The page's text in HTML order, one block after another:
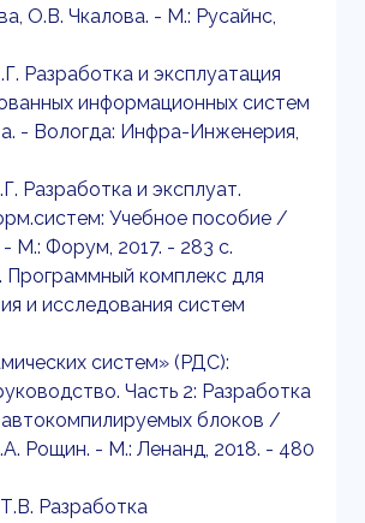
О.В. Чкалова. - М.: Русайнс,
Разработка и эксплуатация
информационных систем
- Вологда: Инфра-Инженерия,
Разработка и эксплуат.
Учебное пособие /
- М.: Форум, 2017. - 283 c.
комплекс для
и исследования систем
систем» (РДС):
Часть 2: Разработка
блоков /
Рощин. - М.: Ленанд, 2018. - 480
Разработка